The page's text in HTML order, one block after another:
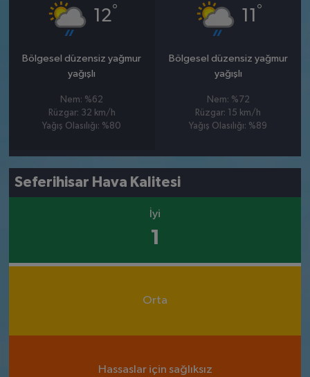
12°
Bölgesel düzensiz yağmur
yağışlı
Nem: %62
Rüzgar: 32 km/h
Yağış Olasılığı: %80
°
Bölgesel düzensiz yağmur
yağışlı
Nem: %72
Rüzgar: 15 km/h
Yağış Olasılığı: %89
Seferihisar Hava Kalitesi
İyi
1
Orta
Hassaslar için sağlıksız